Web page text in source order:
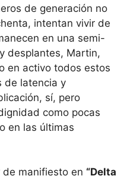
de generación no
intentan vivir de
en una semi-
desplantes, Martin,
en activo todos estos
de latencia y
sí, pero
como pocas
en las últimas
manifiesto en “Delta